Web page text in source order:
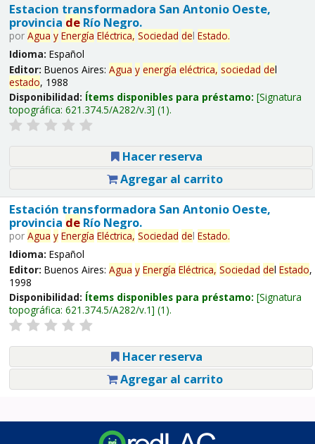
Estacion transformadora San Antonio Oeste,
provincia deRío Negro.
por Agua y Energía Eléctrica, Sociedad del Estado.
Idioma: Español
Editor: Buenos Aires: Agua y energía eléctrica, sociedad del
estado, 1988
Disponibilidad: Ítems disponibles para préstamo: Signatura
topográfica: 621.374.5/A282/v.3 (1).
Hacer reserva
Agregar al carrito
Estación transformadora San Antonio Oeste,
provincia deRío Negro.
por Agua y Energía Eléctrica, Sociedad del Estado.
Idioma: Español
Editor: Buenos Aires: Agua y Energía Eléctrica, Sociedad del Estado,
1998
Disponibilidad: Ítems disponibles para préstamo: Signatura
topográfica: 621.374.5/A282/v.1 (1).
Hacer reserva
Agregar al carrito